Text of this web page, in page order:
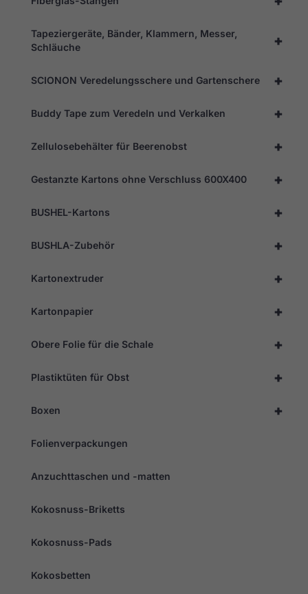
+
Tapeziergeräte, Bänder, Klammern, Messer,
Schläuche
+
SCIONON Veredelungsschere und Gartenschere
+
Buddy Tape zum Veredeln und Verkalken
+
Zellulosebehälter für Beerenobst
+
Gestanzte Kartons ohne Verschluss 600X400
+
BUSHEL-Kartons
+
BUSHLA-Zubehör
+
Kartonextruder
+
Kartonpapier
+
Obere Folie für die Schale
+
Plastiktüten für Obst
+
Boxen
Folienverpackungen
Anzuchttaschen und -matten
Kokosnuss-Briketts
Kokosnuss-Pads
Kokosbetten